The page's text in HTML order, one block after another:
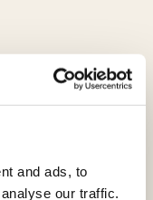
and ads, to
our traffic.